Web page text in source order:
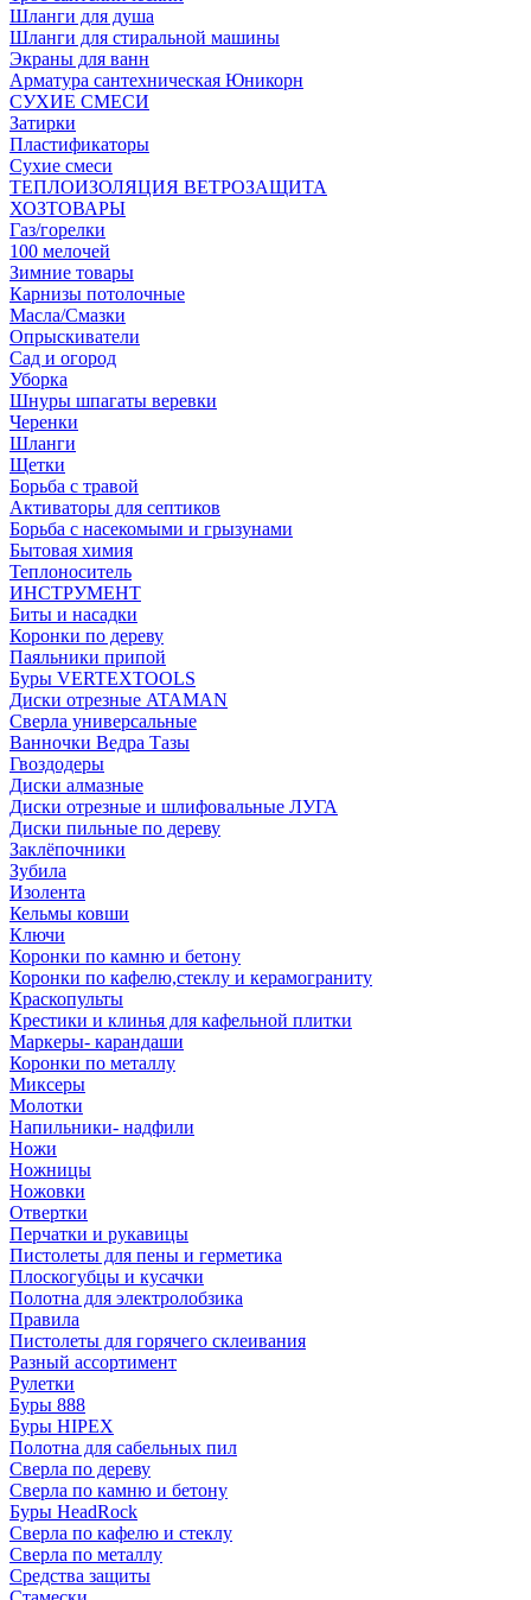
Шланги для душа
Шланги для стиральной машины
Экраны для ванн
Арматура сантехническая Юникорн
СУХИЕ СМЕСИ
Затирки
Пластификаторы
Сухие смеси
ТЕПЛОИЗОЛЯЦИЯ ВЕТРОЗАЩИТА
ХОЗТОВАРЫ
Газ/горелки
100 мелочей
Зимние товары
Карнизы потолочные
Масла/Смазки
Опрыскиватели
Сад и огород
Уборка
Шнуры шпагаты веревки
Черенки
Шланги
Щетки
Борьба с травой
Активаторы для септиков
Борьба с насекомыми и грызунами
Бытовая химия
Теплоноситель
ИНСТРУМЕНТ
Биты и насадки
Коронки по дереву
Паяльники припой
Буры VERTEXTOOLS
Диски отрезные ATAMAN
Сверла универсальные
Ванночки Ведра Тазы
Гвоздодеры
Диски алмазные
Диски отрезные и шлифовальные ЛУГА
Диски пильные по дереву
Заклёпочники
Зубила
Изолента
Кельмы ковши
Ключи
Коронки по камню и бетону
Коронки по кафелю,стеклу и керамограниту
Краскопульты
Крестики и клинья для кафельной плитки
Маркеры- карандаши
Коронки по металлу
Миксеры
Молотки
Напильники- надфили
Ножи
Ножницы
Ножовки
Отвертки
Перчатки и рукавицы
Пистолеты для пены и герметика
Плоскогубцы и кусачки
Полотна для электролобзика
Правила
Пистолеты для горячего склеивания
Разный ассортимент
Рулетки
Буры 888
Буры HIPEX
Полотна для сабельных пил
Сверла по дереву
Сверла по камню и бетону
Буры HeadRock
Сверла по кафелю и стеклу
Сверла по металлу
Средства защиты